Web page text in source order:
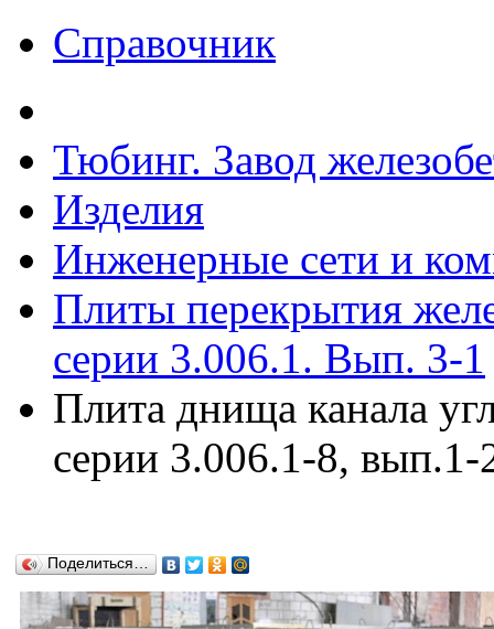
Справочник
Тюбинг. Завод
Изделия
Инженерные сети и
Плиты перекрытия
серии 3.006.1. Вып. 3-1
Плита днища канала
серии 3.006.1-8, вып.1-
Поделиться…